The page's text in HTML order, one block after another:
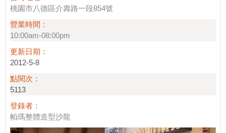
桃園市八德區介壽路一段854號
營業時間：
10:00am-08:00pm
更新日期：
2012-5-8
點閱次：
5113
登錄者：
帕瑪整體造型沙龍